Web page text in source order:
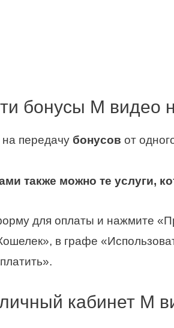
бонусы М видео
на передачу бонусов от
также можно те услуги,
для оплаты и нажмите
в графе
кабинет М